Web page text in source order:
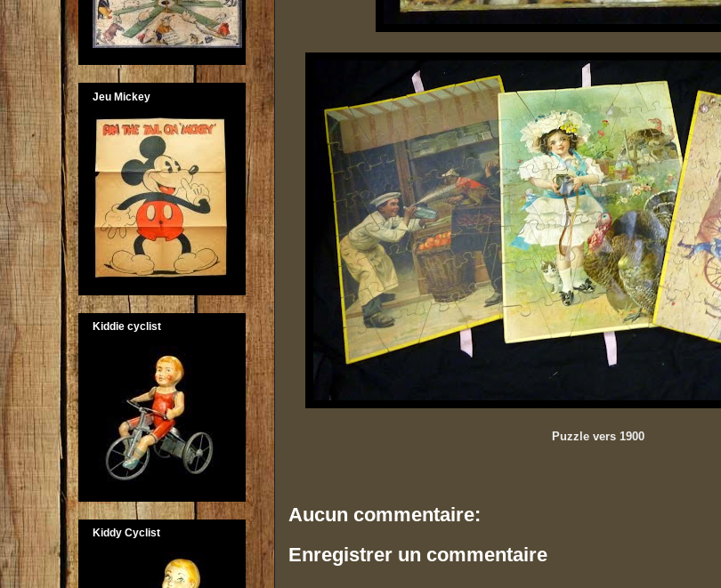
Puzzle vers 1900
Aucun commentaire:
Enregistrer un commentaire
Jeu Mickey
Kiddie cyclist
Kiddy Cyclist